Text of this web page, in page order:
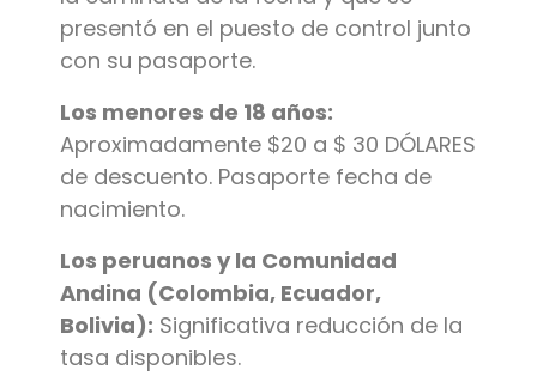
presentó en el puesto de control junto
con su pasaporte.
Los menores de 18 años:
Aproximadamente $20 a $ 30 DÓLARES
de descuento. Pasaporte fecha de
nacimiento.
Los peruanos y la Comunidad
Andina (Colombia, Ecuador,
Bolivia): Significativa reducción de la
tasa disponibles.